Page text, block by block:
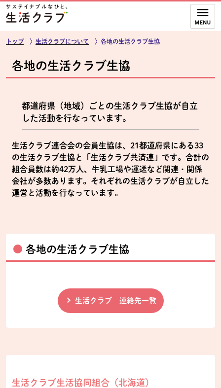
ページの先頭です。
本文へジャンプする。
トップ〉 生活クラブについて 〉各地の生活クラブ生協
各地の生活クラブ生協
都道府県（地域）ごとの生活クラブ生協が自立
した活動を行なっています。
生活クラブ連合会の会員生協は、21都道府県にある33
の生活クラブ生協と「生活クラブ共済連」です。合計の
組合員数は約42万人、牛乳工場や運送など関連・関係
会社が多数あります。それぞれの生活クラブが自立した
運営と活動を行なっています。
各地の生活クラブ生協
生活クラブ 連絡先一覧
生活クラブ生活協同組合（北海道）